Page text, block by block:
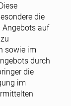
die
auf
sowie im
durch
die
im